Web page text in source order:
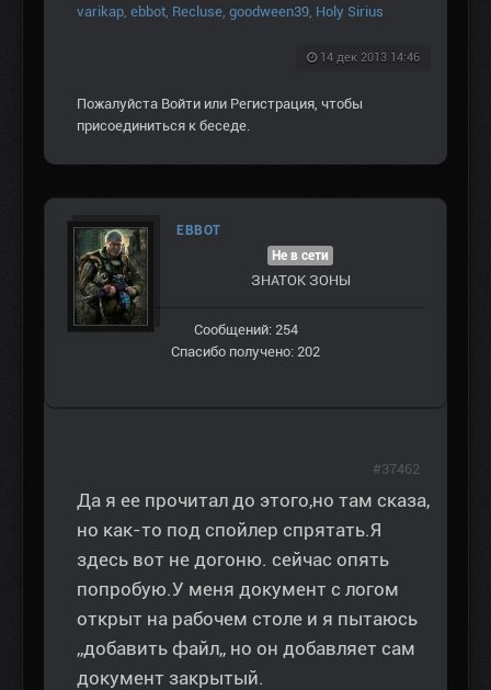
varikap ebbot Recluse goodween39 Holy Sirius
14 дек 2013 14:46
Пожалуйста Войти или Регистрация , чтобы
присоединиться к беседе.
EBBOT
Не в сети
ЗНАТОК ЗОНЫ
Сообщений: 254
Спасибо получено: 202
Да я ее прочитал до этого,но там сказа,
но как-то под спойлер спрятать.Я
здесь вот не догоню. сейчас опять
попробую.У меня документ с логом
открыт на рабочем столе и я пытаюсь
,,добавить файл,, но он добавляет сам
документ закрытый.
#37462